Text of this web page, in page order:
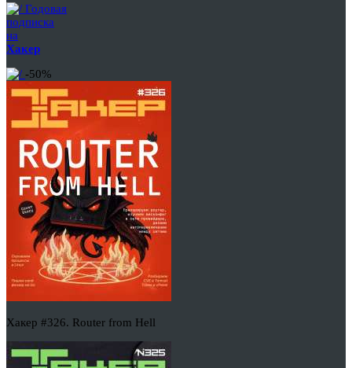
Годовая
подписка
на
Хакер
-50%
Хакер #326. Router from Hell